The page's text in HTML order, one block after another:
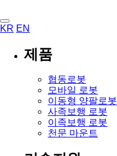
KR EN
제품
협동로봇
모바일 로봇
이동형 양팔로봇
사족보행 로봇
이족보행 로봇
천문 마운트